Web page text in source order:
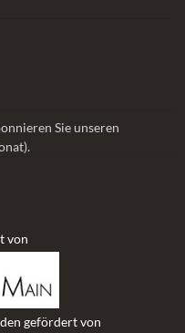
Sie unseren
von
gefördert von